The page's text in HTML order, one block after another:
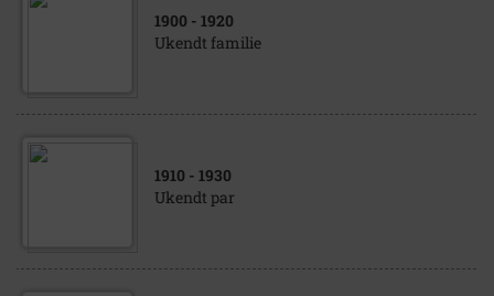
1900 - 1920
Ukendt familie
1910 - 1930
Ukendt par